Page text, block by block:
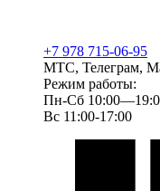
+7 978 715-06-95
МТС, Телеграм,
Режим работы:
Пн-Сб
Вс 11:00-17:00